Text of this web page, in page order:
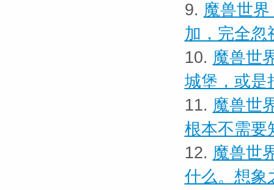
9. 魔兽世
加，完全忽
10. 魔兽世
城堡，或是
11. 魔兽世
根本不需要
12. 魔兽世
什么。想象